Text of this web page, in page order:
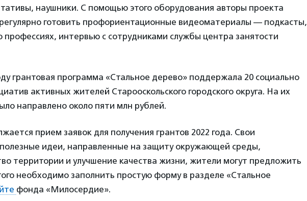
наушники. С помощью этого оборудования авторы проекта
готовить профориентационные видеоматериалы — подкасты,
профессиях, интервью с сотрудниками службы центра занятости
грантовая программа «Стальное дерево» поддержала 20 социально
активных жителей Старооскольского городского округа. На их
направлено около пяти млн рублей.
прием заявок для получения грантов 2022 года. Свои
идеи, направленные на защиту окружающей среды,
территории и улучшение качества жизни, жители могут предложить
необходимо заполнить простую форму в разделе «Стальное
фонда «Милосердие».